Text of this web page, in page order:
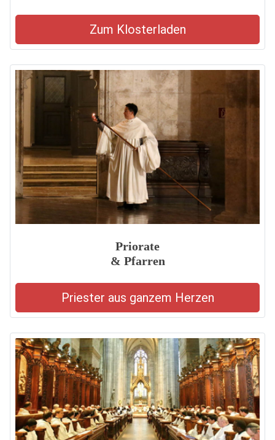
Zum Klosterladen
Priorate
& Pfarren
Priester aus ganzem Herzen